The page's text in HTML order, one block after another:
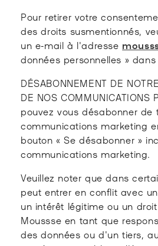
Pour retirer votre
des droits susmentionnés,
un e-mail à l'adresse
données personnelles »
DÉSABONNEMENT DE
DE NOS COMMUNICATIONS
pouvez vous désabonner de
communications marketing
bouton « Se désabonner »
communications marketing.
Veuillez noter que dans
peut entrer en conflit avec
un intérêt légitime ou un
Moussse en tant que
des données ou d'un tiers,